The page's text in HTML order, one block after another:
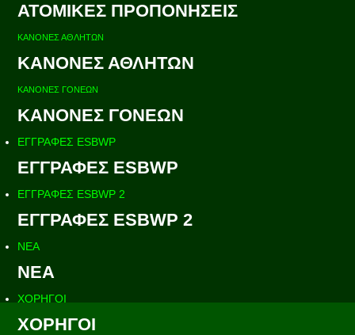
ΑΤΟΜΙΚΕΣ ΠΡΟΠΟΝΗΣΕΙΣ
ΚΑΝΟΝΕΣ ΑΘΛΗΤΩΝ
ΚΑΝΟΝΕΣ ΑΘΛΗΤΩΝ
ΚΑΝΟΝΕΣ ΓΟΝΕΩΝ
ΚΑΝΟΝΕΣ ΓΟΝΕΩΝ
ΕΓΓΡΑΦΕΣ ESBWP
ΕΓΓΡΑΦΕΣ ESBWP
ΕΓΓΡΑΦΕΣ ESBWP 2
ΕΓΓΡΑΦΕΣ ESBWP 2
ΝΕΑ
ΝΕΑ
ΧΟΡΗΓΟΙ
ΧΟΡΗΓΟΙ